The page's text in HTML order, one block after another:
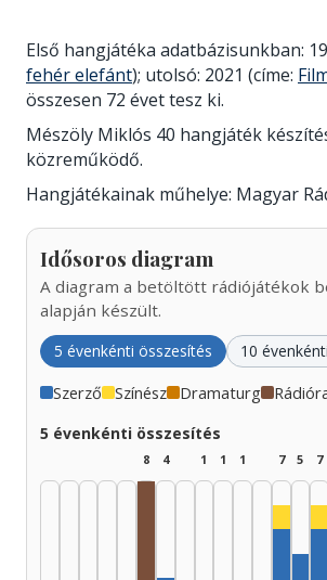
Első hangjátéka adatbázisunkban:
fehér elefánt); utolsó: 2021 (címe:
összesen 72 évet tesz ki.
Mészöly Miklós 40 hangjáték
közreműködő.
Hangjátékainak műhelye: Magyar
Idősoros diagram
A diagram a betöltött rádiójátékok
alapján készült.
5 évenkénti összesítés 10
Szerző Színész Dramaturg
5 évenkénti összesítés
8
Rádióra alkalmazó,
4 1 1 1 7 5 7